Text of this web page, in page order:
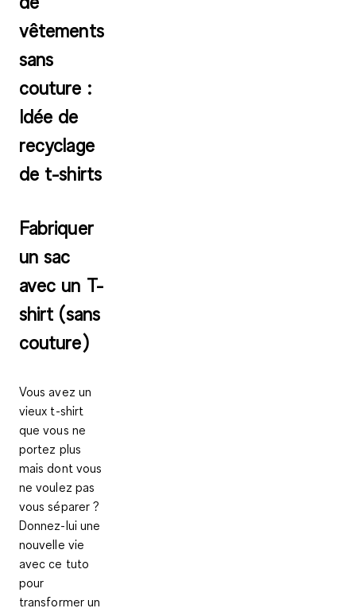
vêtements
sans
couture :
Idée de
recyclage
de t-shirts
Fabriquer
un sac
avec un T-
shirt (sans
couture)
Vous avez un
vieux t-shirt
que vous ne
portez plus
mais dont vous
ne voulez pas
vous séparer ?
Donnez-lui une
nouvelle vie
avec ce tuto
pour
transformer un